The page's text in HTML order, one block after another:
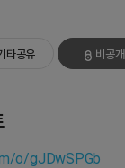
타공유 비공개
o/gJDwSPGb